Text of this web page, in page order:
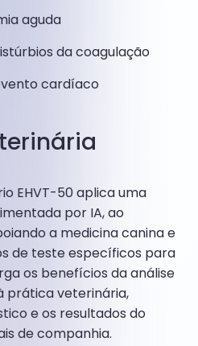
aguda
da coagulação
cardíaco
EHVT-50 aplica uma
por IA, ao
a medicina canina e
de teste específicos para
os benefícios da análise
prática veterinária,
e os resultados do
de companhia.